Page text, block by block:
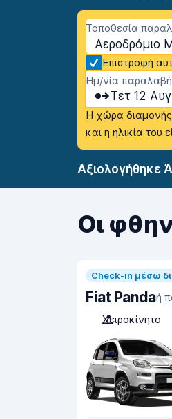
Τοποθεσία
Αεροδρόμιο
Επιστροφή
Ημ/νία
Τετ 12 Αυγ
Η χώρα διαμονής
και η ηλικία του
Αξιολογήθηκε
Οι
Check-in μέσω
Fiat Pandaή
Χειροκίνητο